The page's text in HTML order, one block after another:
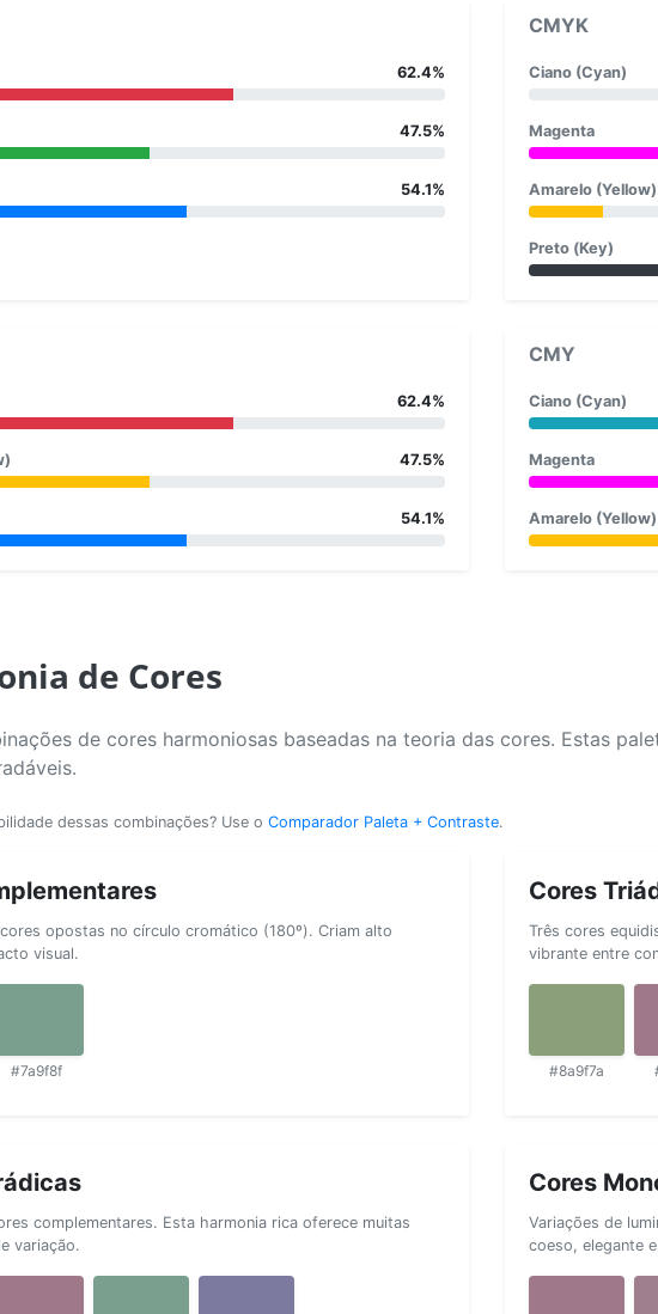
62.4%
47.5%
54.1%
CMYK
Ciano (Cyan)
Magenta
Amarelo (Yellow)
Preto (Key)
62.4%
47.5%
54.1%
CMY
Ciano (Cyan)
Magenta
Amarelo (Yellow)
de Cores
de cores harmoniosas baseadas na teoria das cores. Estas
dessas combinações? Use o Comparador Paleta + Contraste.
opostas no círculo cromático (180º). Criam alto
visual.
#7a9f8f
Cores
Três cores
vibrante entre
#8a9f7a
complementares. Esta harmonia rica oferece muitas
variação.
Cores
Variações de
coeso, elegante